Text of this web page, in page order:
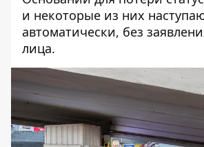
и некоторые из них
автоматически, без
лица.